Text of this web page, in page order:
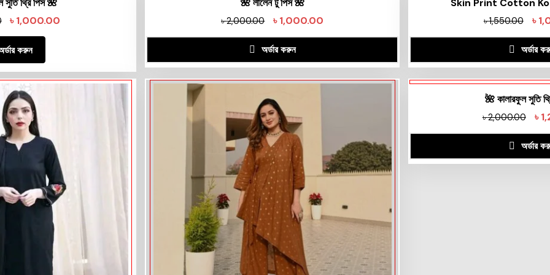
সুতি থ্রি পিস 🌺
৳1,000.00
করুন
🌺 লীলেন টু পিস 🌺
৳2,000.00 ৳1,000.00
অর্ডার করুন
Skin Print Cotton
৳1,550.00 ৳
অর্ডার
🌺 কালারফুল সুতি
৳2,000.00 ৳
অর্ডার